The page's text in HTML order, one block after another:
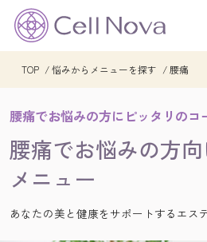
TOP 悩みからメニューを探す 腰痛
腰痛でお悩みの方にピッタリのコ
腰痛でお悩みの方
メニュー
あなたの美と健康をサポートするエス